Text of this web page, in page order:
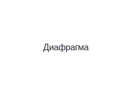
Диафрагма